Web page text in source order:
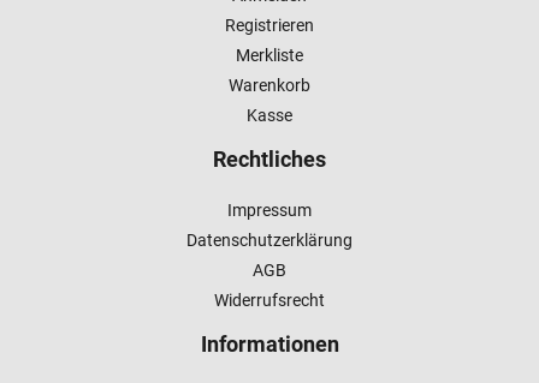
Registrieren
Merkliste
Warenkorb
Kasse
Rechtliches
Impressum
Datenschutzerklärung
AGB
Widerrufsrecht
Informationen